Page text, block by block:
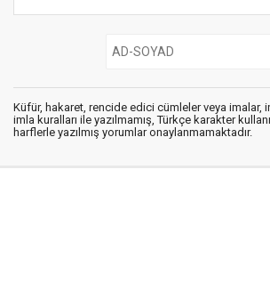
Küfür, hakaret, rencide edici cümleler veya imalar,
imla kuralları ile yazılmamış, Türkçe karakter
harflerle yazılmış yorumlar onaylanmamaktadır.